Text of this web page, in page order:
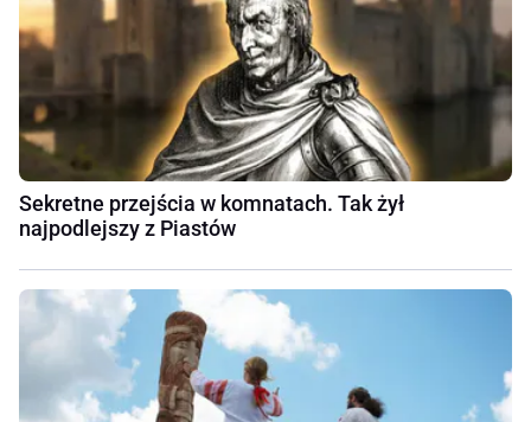
Sekretne przejścia w komnatach. Tak żył
najpodlejszy z Piastów